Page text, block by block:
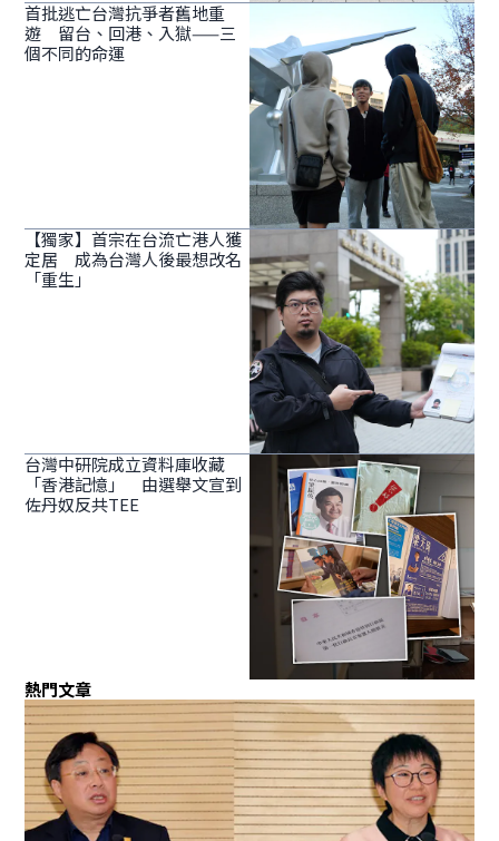
首批逃亡台灣抗爭者舊地重
遊 留台、回港、入獄——三
個不同的命運
【獨家】首宗在台流亡港人獲
定居 成為台灣人後最想改名
「重生」
台灣中研院成立資料庫收藏
「香港記憶」 由選舉文宣到
佐丹奴反共TEE
熱門文章